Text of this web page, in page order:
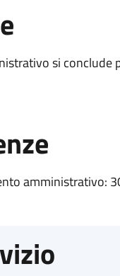
si conclude
amministrativo: